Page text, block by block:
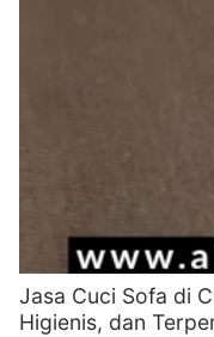
Jasa Cuci Sofa di
Higienis, dan